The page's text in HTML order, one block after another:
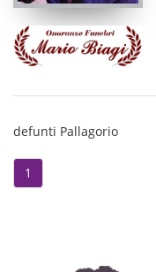
defunti Pallagorio
1